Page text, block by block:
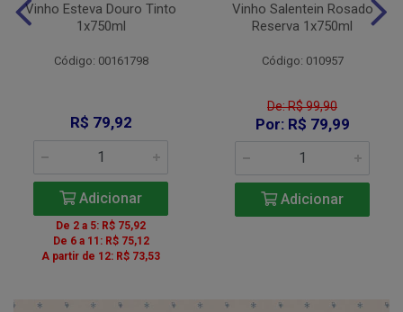
Vinho Esteva Douro Tinto
1x750ml
Código: 00161798
R$ 79,92
Adicionar
De 2 a 5: R$ 75,92
De 6 a 11: R$ 75,12
A partir de 12: R$ 73,53
Vinho Salentein Rosado
Reserva 1x750ml
Código: 010957
De: R$ 99,90
Por: R$ 79,99
Adicionar